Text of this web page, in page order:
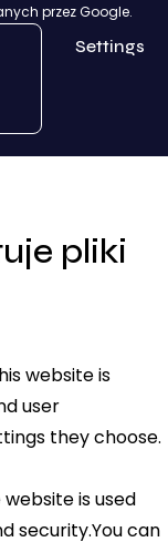
przez Google.
Settings
pliki
website is
user
they choose.
is used
security.You can